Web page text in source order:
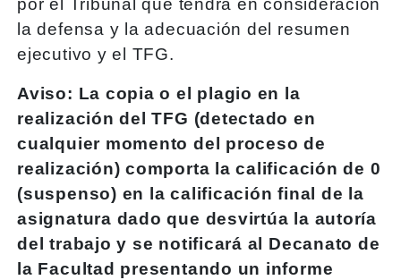
por el Tribunal que tendrá en consideración
la defensa y la adecuación del resumen
ejecutivo y el TFG.
Aviso: La copia o el plagio en la
realización del TFG (detectado en
cualquier momento del proceso de
realización) comporta la calificación de 0
(suspenso) en la calificación final de la
asignatura dado que desvirtúa la autoría
del trabajo y se notificará al Decanato de
la Facultad presentando un informe